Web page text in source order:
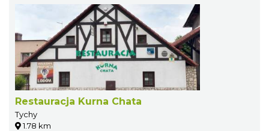
Restauracja Kurna Chata
Tychy
1.78 km